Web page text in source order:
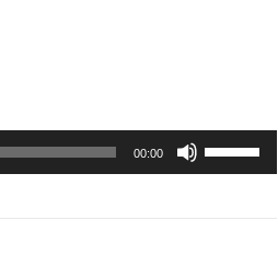
00:00
Utilisez